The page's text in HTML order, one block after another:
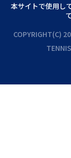
本サイトで使⽤し
COPYRIGHT(C)